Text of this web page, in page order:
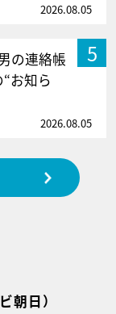
2026.08.05
5
の連絡帳
お知ら
2026.08.05
朝日）